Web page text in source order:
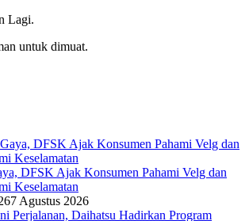
Lagi.
untuk dimuat.
DFSK Ajak Konsumen Pahami Velg dan
Keselamatan
7 Agustus 2026